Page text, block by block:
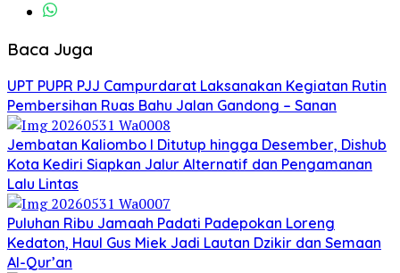
Baca Juga
UPT PUPR PJJ Campurdarat Laksanakan Kegiatan Rutin
Pembersihan Ruas Bahu Jalan Gandong – Sanan
Jembatan Kaliombo I Ditutup hingga Desember, Dishub
Kota Kediri Siapkan Jalur Alternatif dan Pengamanan
Lalu Lintas
Puluhan Ribu Jamaah Padati Padepokan Loreng
Kedaton, Haul Gus Miek Jadi Lautan Dzikir dan Semaan
Al-Qur’an